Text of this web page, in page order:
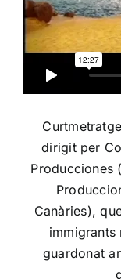
dirigit per
Producciones
Canàries),
immigrants
guardonat